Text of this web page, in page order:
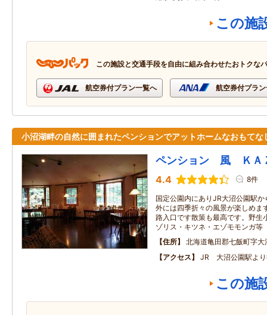
この施
この施設と交通手段を自由に組み合わせたおトクな
航空券付プラン一覧へ 航空券付プラ
小沼湖畔の自然に囲まれたペンションでアットホームなおもてな
ペンション 風 ＫＡ
4.4 8件
国定公園内にありJR大沼公園駅
外には四季折々の風景が楽しめま
路入口です散策も最高です。野生
ゾリス・キツネ・エゾモモンガ等
住所
北海道亀田郡七飯町字大
アクセス
JR 大沼公園駅より
この施